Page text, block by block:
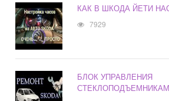
КАК В ШКОДА ЙЕТИ
7929
БЛОК УПРАВЛЕНИЯ